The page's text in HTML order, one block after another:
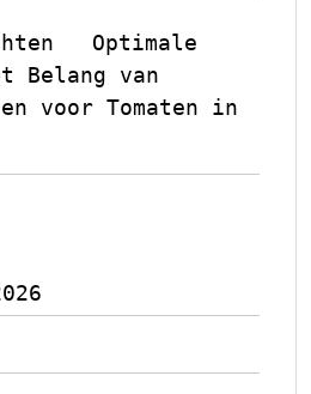
Optimale
Belang van
voor Tomaten in